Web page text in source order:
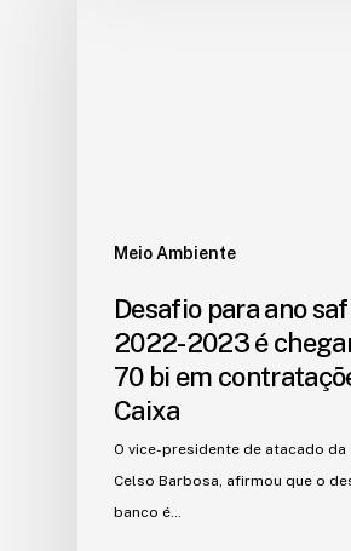
Meio Ambiente
Desafio para ano
2022-2023 é
70 bi em
Caixa
O vice-presidente de atacado da
Celso Barbosa, afirmou que o
banco é…